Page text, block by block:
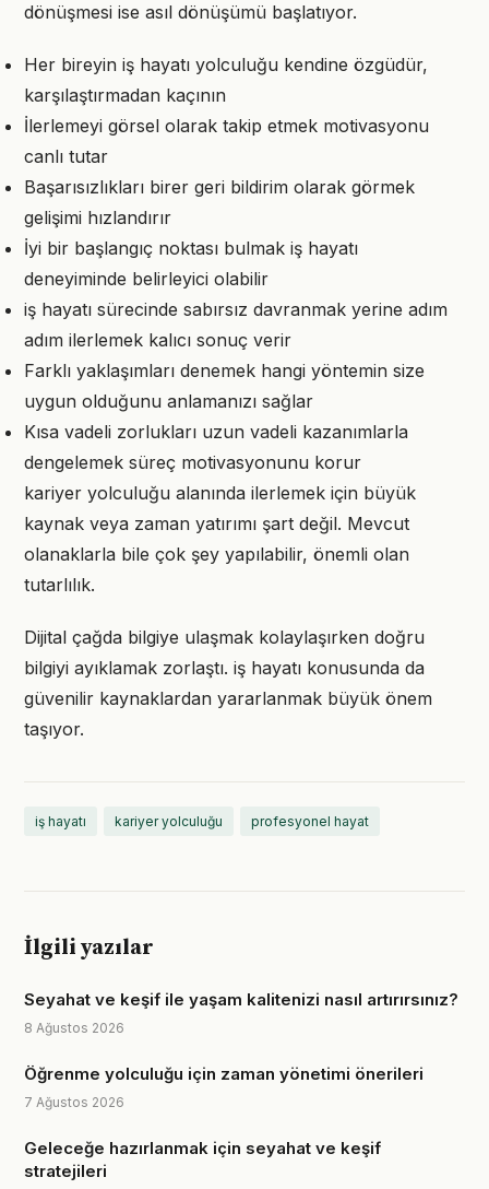
dönüşmesi ise asıl dönüşümü başlatıyor.
Her bireyin iş hayatı yolculuğu kendine özgüdür,
karşılaştırmadan kaçının
İlerlemeyi görsel olarak takip etmek motivasyonu
canlı tutar
Başarısızlıkları birer geri bildirim olarak görmek
gelişimi hızlandırır
İyi bir başlangıç noktası bulmak iş hayatı
deneyiminde belirleyici olabilir
iş hayatı sürecinde sabırsız davranmak yerine adım
adım ilerlemek kalıcı sonuç verir
Farklı yaklaşımları denemek hangi yöntemin size
uygun olduğunu anlamanızı sağlar
Kısa vadeli zorlukları uzun vadeli kazanımlarla
dengelemek süreç motivasyonunu korur
kariyer yolculuğu alanında ilerlemek için büyük
kaynak veya zaman yatırımı şart değil. Mevcut
olanaklarla bile çok şey yapılabilir, önemli olan
tutarlılık.
Dijital çağda bilgiye ulaşmak kolaylaşırken doğru
bilgiyi ayıklamak zorlaştı. iş hayatı konusunda da
güvenilir kaynaklardan yararlanmak büyük önem
taşıyor.
iş hayatı kariyer yolculuğu profesyonel hayat
İlgili yazılar
Seyahat ve keşif ile yaşam kalitenizi nasıl artırırsınız?
8 Ağustos 2026
Öğrenme yolculuğu için zaman yönetimi önerileri
7 Ağustos 2026
Geleceğe hazırlanmak için seyahat ve keşif
stratejileri